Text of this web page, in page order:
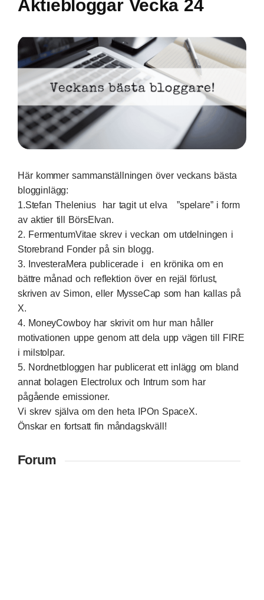
Aktiebloggar Vecka 24
Här kommer sammanställningen över veckans bästa
blogginlägg:
1.Stefan Thelenius
har tagit ut elva ”spelare” i form
av aktier till BörsElvan.
2. FermentumVitaeskrev i veckan om utdelningen i
Storebrand Fonder på sin blogg.
3.
InvesteraMera publicerade i en krönika om en
bättre månad och reflektion över en rejäl förlust,
skriven av Simon, eller MysseCap som han kallas på
X.
4. MoneyCowboyhar skrivit om hur man håller
motivationen uppe genom att dela upp vägen till FIRE
i milstolpar.
5. Nordnetbloggen har publicerat ett inlägg om bland
annat bolagen Electrolux och Intrum som har
pågående emissioner.
Vi skrev själva om den heta IPOn SpaceX.
Önskar en fortsatt fin måndagskväll!
Forum